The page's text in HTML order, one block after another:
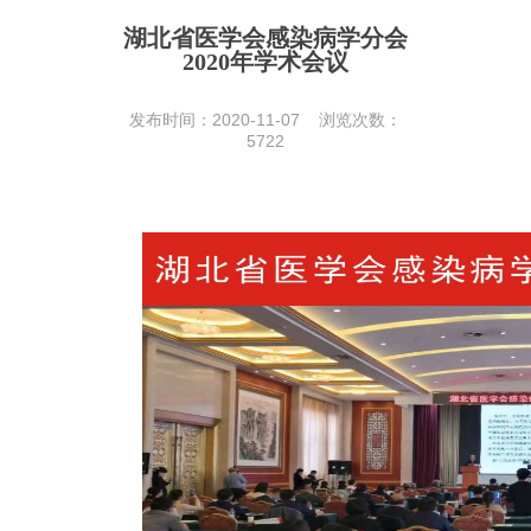
湖北省医学会感染病学分会
2020年学术会议
发布时间：2020-11-07 浏览次数：
5722